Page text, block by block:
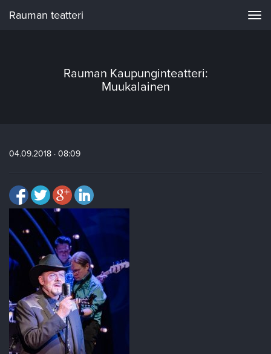
Rauman teatteri
Rauman Kaupunginteatteri:
Muukalainen
04.09.2018 · 08:09